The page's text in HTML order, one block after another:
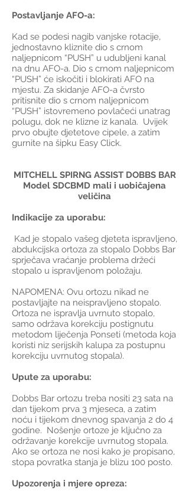
Postavljanje AFO-a:
Kad se podesi nagib vanjske rotacije,
jednostavno kliznite dio s crnom
naljepnicom “PUSH” u udubljeni kanal
na dnu AFO-a. Dio s crnom naljepnicom
“PUSH” će iskočiti i blokirati AFO na
mjestu. Za skidanje AFO-a čvrsto
pritisnite dio s crnom naljepnicom
“PUSH” istovremeno povlačeći unatrag
polugu, dok ne klizne iz kanala. Uvijek
prvo obujte djetetove cipele, a zatim
gurnite na šipku Easy Click.
MITCHELL SPIRNG ASSIST DOBBS BAR
Model SDCBMD mali i uobičajena
veličina
Indikacije za uporabu:
Kad je stopalo vašeg djeteta ispravljeno,
abdukcijska ortoza za stopalo Dobbs Bar
sprječava vraćanje problema držeći
stopalo u ispravljenom položaju.
NAPOMENA: Ovu ortozu nikad ne
postavljajte na neispravljeno stopalo.
Ortoza ne ispravlja uvrnuto stopalo,
samo održava korekciju postignutu
metodom liječenja Ponseti (metoda koja
koristi niz serijskih kalupa za postupnu
korekciju uvrnutog stopala).
Upute za uporabu:
Dobbs Bar ortozu treba nositi 23 sata na
dan tijekom prva 3 mjeseca, a zatim
noću i tijekom dnevnog spavanja 2 do 4
godine. Nošenje ortoze je ključno za
održavanje korekcije uvrnutog stopala.
Ako se ortoza ne nosi kako je propisano,
stopa povratka stanja je blizu 100 posto.
Upozorenja i mjere opreza: